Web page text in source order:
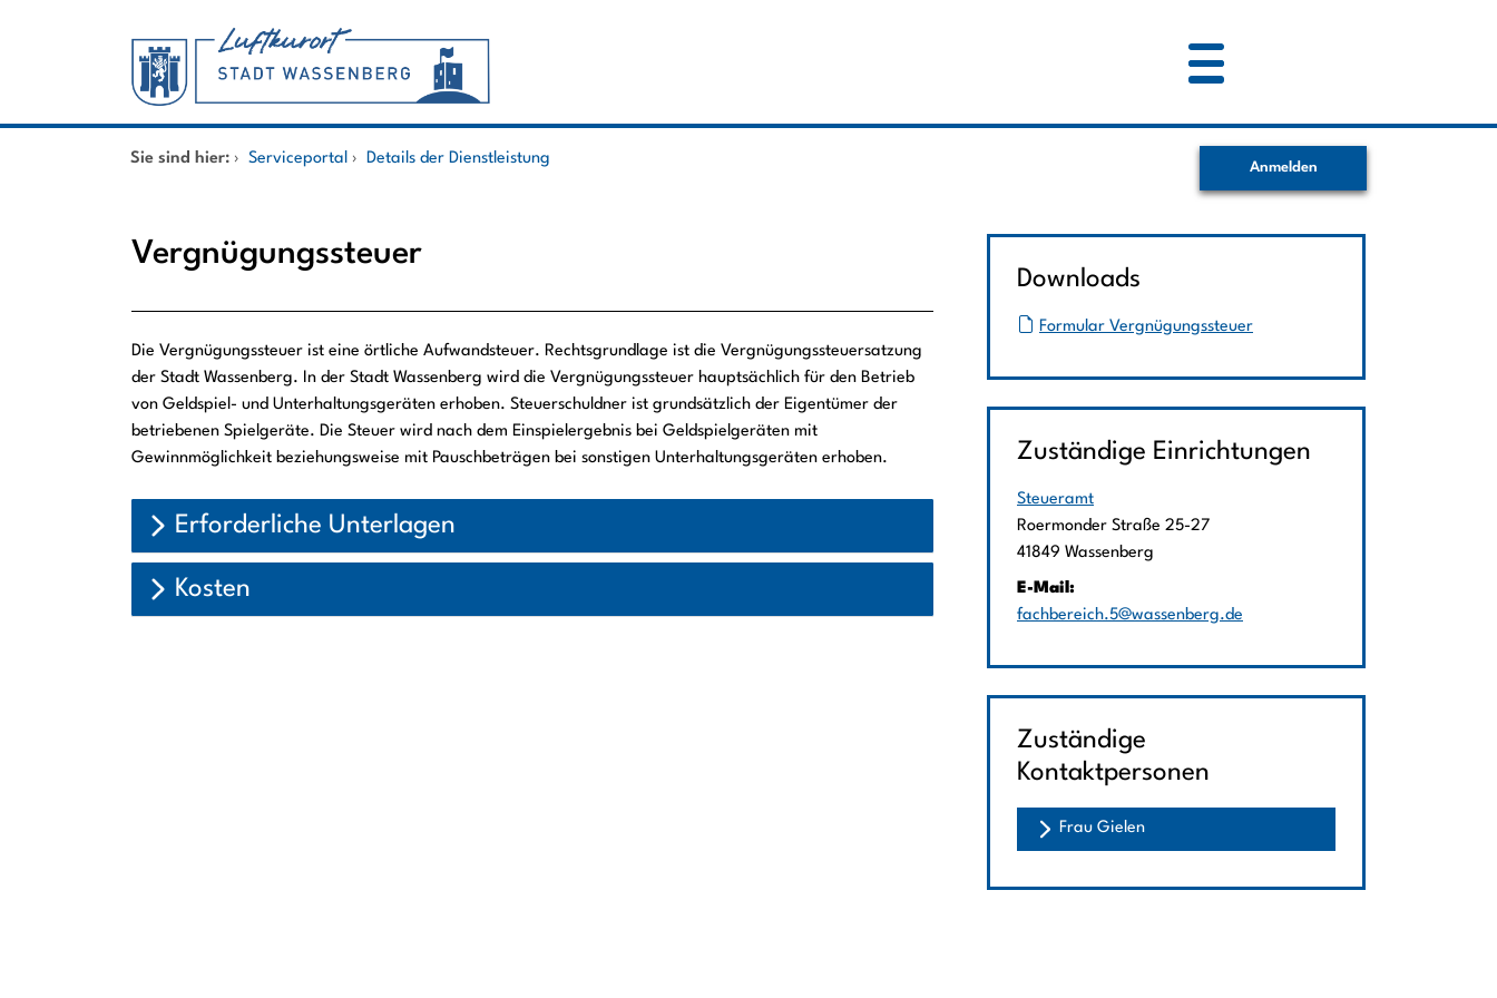
Startseite
Mitarbeitende A-Z
Sie sind hier: › Serviceportal › Details der Dienstleistung
Anmelden
Vergnügungssteuer
Beschreibung
Die Vergnügungssteuer ist eine örtliche Aufwandsteuer. Rechtsgrundlage ist die Vergnügungssteuersatzung
der Stadt Wassenberg. In der Stadt Wassenberg wird die Vergnügungssteuer hauptsächlich für den Betrieb
von Geldspiel- und Unterhaltungsgeräten erhoben. Steuerschuldner ist grundsätzlich der Eigentümer der
betriebenen Spielgeräte. Die Steuer wird nach dem Einspielergebnis bei Geldspielgeräten mit
Gewinnmöglichkeit beziehungsweise mit Pauschbeträgen bei sonstigen Unterhaltungsgeräten erhoben.
Erforderliche Unterlagen
Kosten
Downloads
Formular Vergnügungssteuer
Zuständige Einrichtungen
Steueramt
Straße:
Roermonder Straße Hausnummer:
25-27
PLZ:
41849 Ort:
Wassenberg
E-Mail:
fachbereich.5@wassenberg.de
Zuständige
Kontaktpersonen
Frau Gielen